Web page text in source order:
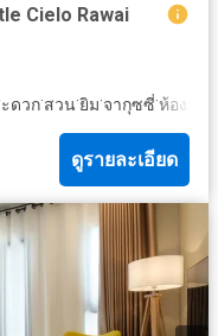
Cielo Rawai
ดวก·สวน·ยิม·จากุซซี่·ห้องสมุด
ดูรายละเอียด